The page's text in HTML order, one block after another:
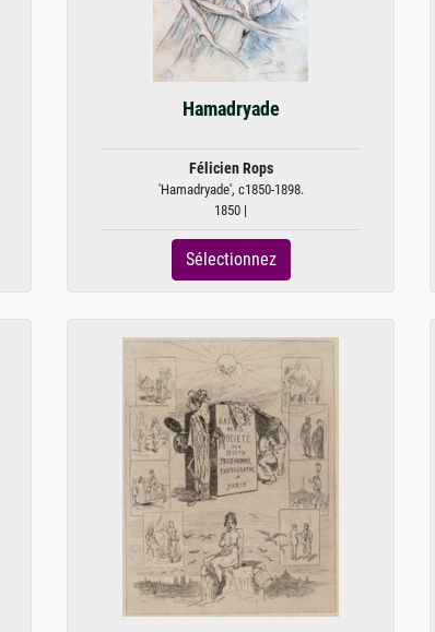
Hamadryade
Félicien Rops
'Hamadryade', c1850-1898.
1850 |
Sélectionnez